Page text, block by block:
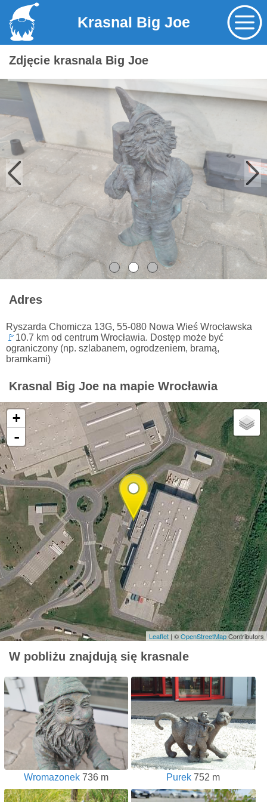
Krasnal Big Joe
Zdjęcie krasnala Big Joe
Adres
Ryszarda Chomicza 13G, 55-080 Nowa Wieś Wrocławska
🚩 10.7 km od centrum Wrocławia. Dostęp może być
ograniczony (np. szlabanem, ogrodzeniem, bramą,
bramkami)
Krasnal Big Joe na mapie Wrocławia
+
-
Leaflet | ©OpenStreetMapContributors
W pobliżu znajdują się krasnale
Wromazonek 736 m Purek 752 m